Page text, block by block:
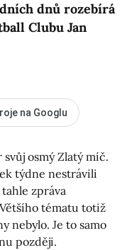
dnů rozebírá
Clubu Jan
na Googlu
osmý Zlatý míč.
týdne nestrávili
zpráva
tématu totiž
nebylo. Je to samo
později.